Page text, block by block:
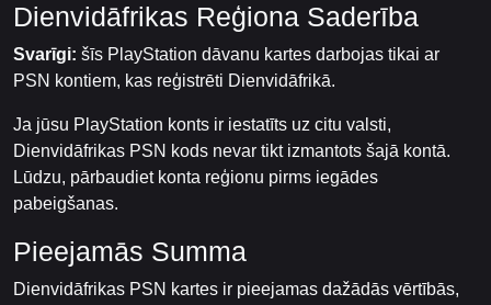
Dienvidāfrikas Reģiona Saderība
Svarīgi: šīs PlayStation dāvanu kartes darbojas tikai ar
PSN kontiem, kas reģistrēti Dienvidāfrikā.
Ja jūsu PlayStation konts ir iestatīts uz citu valsti,
Dienvidāfrikas PSN kods nevar tikt izmantots šajā kontā.
Lūdzu, pārbaudiet konta reģionu pirms iegādes
pabeigšanas.
Pieejamās Summa
Dienvidāfrikas PSN kartes ir pieejamas dažādās vērtībās,